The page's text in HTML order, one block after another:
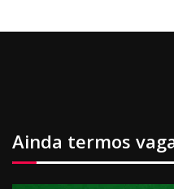
Ainda termos